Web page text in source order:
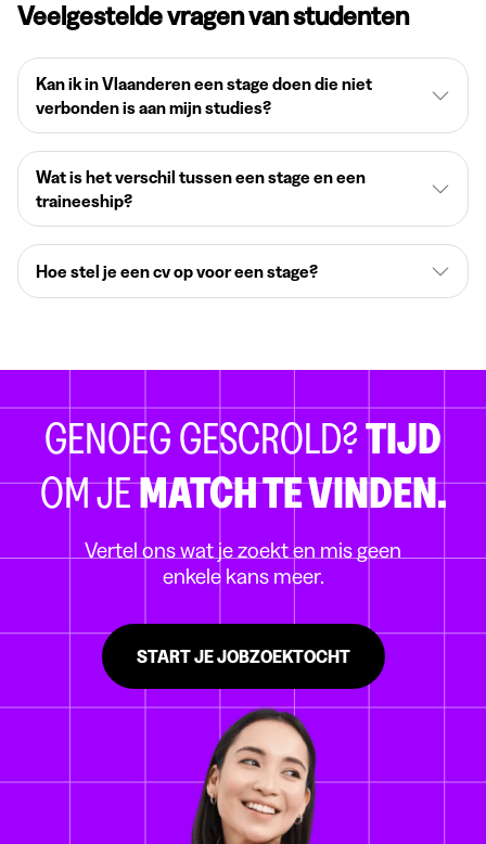
Veelgestelde vragen van studenten
Kan ik in Vlaanderen een stage doen die niet
verbonden is aan mijn studies?
Wat is het verschil tussen een stage en een
traineeship?
Hoe stel je een cv op voor een stage?
GENOEG GESCROLD?TIJD
OM JEMATCH TE VINDEN.
Vertel ons wat je zoekt en mis geen
enkele kans meer.
START JE JOBZOEKTOCHT